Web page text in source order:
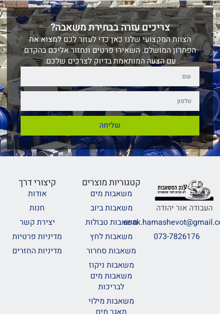
צריכים עזרה בבחירת משאבה?
הצוות המקצועי שלנו כאן כדי לעזור לכם למצוא את
הפתרון המושלם. השאירו פרטים ונחזור אליכם בהקדם
עם הצעה המותאמת בדיוק לצרכים שלכם.
שליחה
העבודה אור יהודה
073-7826176
קטגוריות מוצרים
משאבות מים
משאבות ביוב
משאבות טבולות
משאבות לחץ
משאבות סחרור
משאבות ניקוז
משאבות מים
לבריכות
משאבות מילוי
קיצורי דרך
אודות
חנות
יצירת קשר
מדיניות פרטיות
מדיניות החזרים